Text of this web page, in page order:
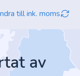
till ink. moms
av